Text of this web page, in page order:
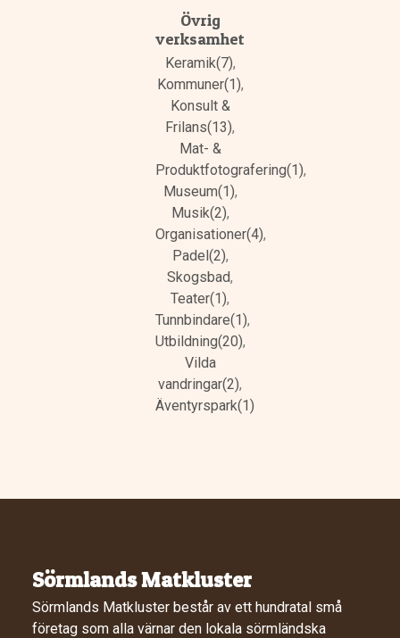
Övrig
verksamhet
Keramik(7),
Kommuner(1),
Konsult &
Frilans(13),
Mat- &
Produktfotografering(1),
Museum(1),
Musik(2),
Organisationer(4),
Padel(2),
Skogsbad,
Teater(1),
Tunnbindare(1),
Utbildning(20),
Vilda
vandringar(2),
Äventyrspark(1)
Sörmlands Matkluster
Sörmlands Matkluster består av ett hundratal små
företag som alla värnar den lokala sörmländska